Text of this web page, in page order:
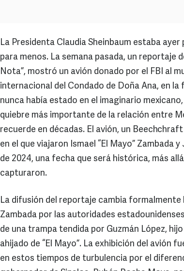
La Presidenta Claudia Sheinbaum estaba
para menos. La semana pasada, un reportaje
Nota”, mostró un avión donado por el FBI al
internacional del Condado de Doña Ana, en
nunca había estado en el imaginario
quiebre más importante de la relación entre
recuerde en décadas. El avión, un
en el que viajaron Ismael “El Mayo” Zambada
de 2024, una fecha que será histórica, más
capturaron.
La difusión del reportaje cambia
Zambada por las autoridades
de una trampa tendida por Guzmán López, hijo
ahijado de “El Mayo”. La exhibición del avión
en estos tiempos de turbulencia por el